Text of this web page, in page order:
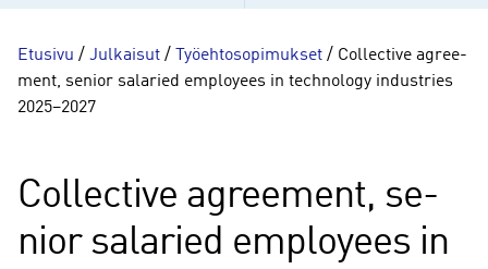
Etusivu / Julkaisut / Työehtosopimukset / Col­lec­ti­ve agree­
ment, se­nior sa­la­ried emplo­yees in tech­no­lo­gy in­dustries
2025–2027
Col­lec­ti­ve agree­ment, se­
nior sa­la­ried emplo­yees in